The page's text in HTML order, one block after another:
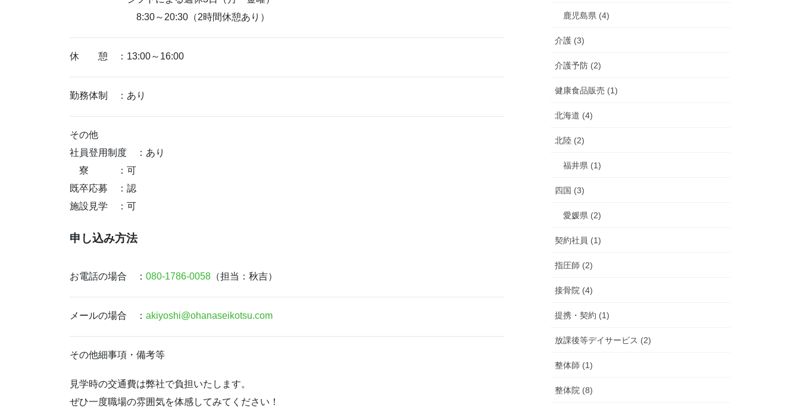
8:30～20:30（2時間休憩あり）
休 憩 ：13:00～16:00
勤務体制 ：あり
その他
社員登用制度 ：あり
寮 ：可
既卒応募 ：認
施設見学 ：可
申し込み方法
お電話の場合 ： 080-1786-0058 （担当：秋吉）
メールの場合 ： akiyoshi@ohanaseikotsu.com
その他細事項・備考等
見学時の交通費は弊社で負担いたします。
ぜひ一度職場の雰囲気を体感してみてください！
鹿児島県 (4)
介護 (3)
介護予防 (2)
健康食品販売 (1)
北海道 (4)
北陸 (2)
福井県 (1)
四国 (3)
愛媛県 (2)
契約社員 (1)
指圧師 (2)
接骨院 (4)
提携・契約 (1)
放課後等デイサービス (2)
整体師 (1)
整体院 (8)